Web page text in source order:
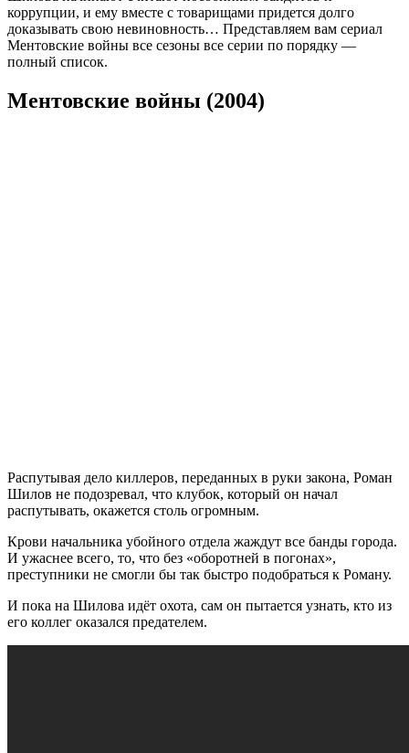
коррупции, и ему вместе с товарищами придется долго
доказывать свою невиновность… Представляем вам сериал
Ментовские войны все сезоны все серии по порядку —
полный список.
Ментовские войны (2004)
Распутывая дело киллеров, переданных в руки закона, Роман
Шилов не подозревал, что клубок, который он начал
распутывать, окажется столь огромным.
Крови начальника убойного отдела жаждут все банды города.
И ужаснее всего, то, что без «оборотней в погонах»,
преступники не смогли бы так быстро подобраться к Роману.
И пока на Шилова идёт охота, сам он пытается узнать, кто из
его коллег оказался предателем.